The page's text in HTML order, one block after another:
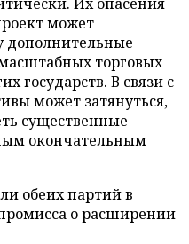
может
дополнительные
торговых
государств. В связи с
может затянуться,
существенные
окончательным
обеих партий в
о расширении